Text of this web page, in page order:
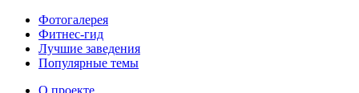
Фотогалерея
Фитнес-гид
Лучшие заведения
Популярные темы
О проекте